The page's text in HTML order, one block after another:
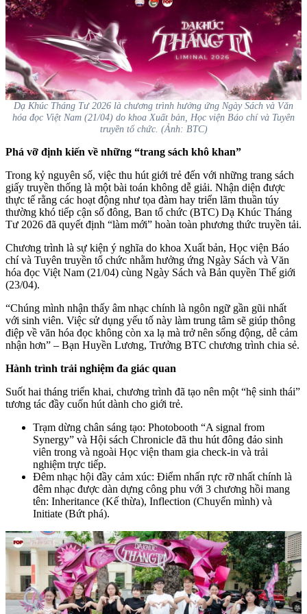
Dạ Khúc Tháng Tư 2026 là chương trình hưởng ứng Ngày Sách và Văn
hóa đọc Việt Nam (21/04) do khoa Xuất bản, Học viện Báo chí và Tuyên
truyền tổ chức. (Ảnh: BTC)
Phá vỡ định kiến về những “trang sách khô khan”
Trong kỷ nguyên số, việc thu hút giới trẻ đến với những trang sách
giấy truyền thống là một bài toán không dễ giải. Nhận diện được
thực tế rằng các hoạt động như tọa đàm hay triển lãm thuần túy
thường khó tiếp cận số đông, Ban tổ chức (BTC) Dạ Khúc Tháng
Tư 2026 đã quyết định “làm mới” hoàn toàn phương thức truyền tải.
Chương trình là sự kiện ý nghĩa do khoa Xuất bản, Học viện Báo
chí và Tuyên truyền tổ chức nhằm hưởng ứng Ngày Sách và Văn
hóa đọc Việt Nam (21/04) cùng Ngày Sách và Bản quyền Thế giới
(23/04).
“Chúng mình nhận thấy âm nhạc chính là ngôn ngữ gần gũi nhất
với sinh viên. Việc sử dụng yếu tố này làm trung tâm sẽ giúp thông
điệp về văn hóa đọc không còn xa lạ mà trở nên sống động, dễ cảm
nhận hơn” – Bạn Huyền Lương, Trưởng BTC chương trình chia sẻ.
Hành trình trải nghiệm đa giác quan
Suốt hai tháng triển khai, chương trình đã tạo nên một “hệ sinh thái”
tương tác đầy cuốn hút dành cho giới trẻ.
Trạm dừng chân sáng tạo: Photobooth “A signal from
Synergy” và Hội sách Chronicle đã thu hút đông đảo sinh
viên trong và ngoài Học viện tham gia check-in và trải
nghiệm trực tiếp.
Đêm nhạc hội đầy cảm xúc: Điểm nhấn rực rỡ nhất chính là
đêm nhạc được dàn dựng công phu với 3 chương hồi mang
tên: Inheritance (Kế thừa), Inflection (Chuyển mình) và
Initiate (Bứt phá).